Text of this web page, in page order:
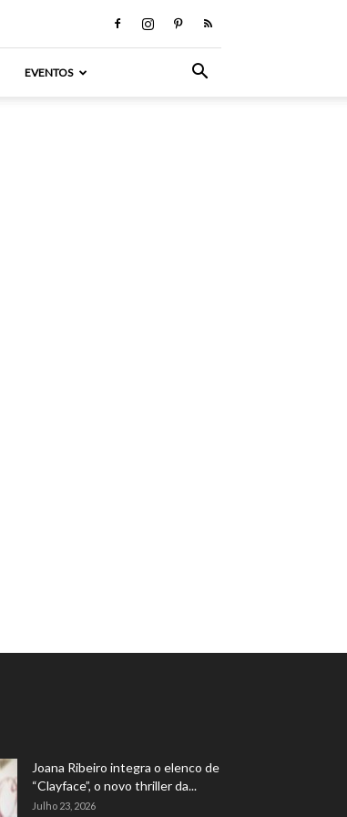
EVENTOS
Joana Ribeiro integra o elenco de
“Clayface”, o novo thriller da...
Julho 23, 2026